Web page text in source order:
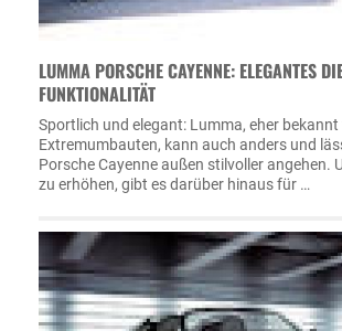
LUMMA PORSCHE CAYENNE: ELEGANTES
FUNKTIONALITÄT
Sportlich und elegant: Lumma, eher bekannt
Extremumbauten, kann auch anders und
Porsche Cayenne außen stilvoller angehen.
zu erhöhen, gibt es darüber hinaus für …